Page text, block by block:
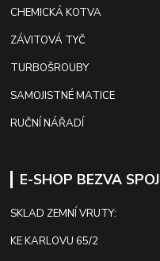
CHEMICKÁ KOTVA
ZÁVITOVÁ TYČ
TURBOŠROUBY
SAMOJISTNÉ MATICE
RUČNÍ NÁŘADÍ
E-SHOP BEZVA
SKLAD ZEMNÍ VRUTY:
KE KARLOVU 65/2